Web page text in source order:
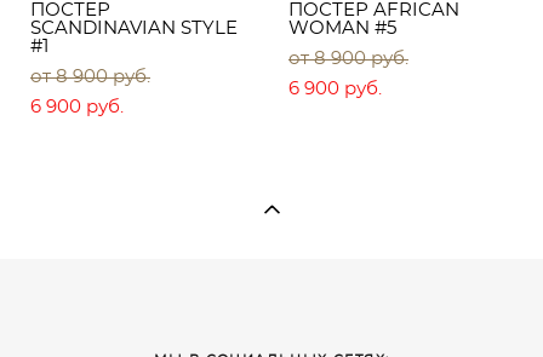
ПОСТЕР
SCANDINAVIAN STYLE
#1
от 8 900 pуб.
6 900 pуб.
ПОСТЕР AFRICAN
WOMAN #5
от 8 900 pуб.
6 900 pуб.